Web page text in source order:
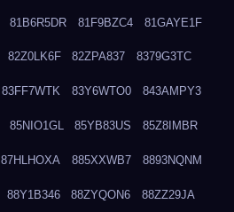
81B6R5DR 81F9BZC4 81GAYE1F
82Z0LK6F 82ZPA837 8379G3TC
83FF7WTK 83Y6WTO0 843AMPY3
85NIO1GL 85YB83US 85Z8IMBR
87HLHOXA 885XXWB7 8893NQNM
88Y1B346 88ZYQON6 88ZZ29JA